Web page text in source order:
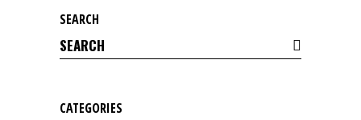
SEARCH
Search
for:
CATEGORIES